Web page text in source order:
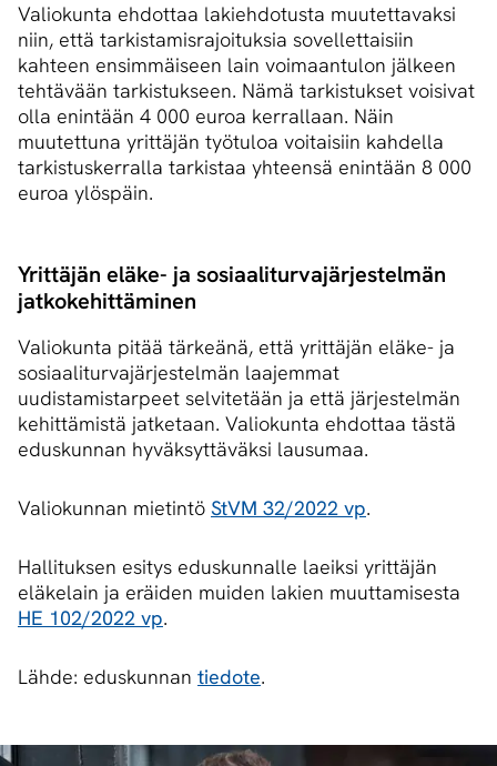
Valiokunta ehdottaa lakiehdotusta muutettavaksi
niin, että tarkistamisrajoituksia sovellettaisiin
kahteen ensimmäiseen lain voimaantulon jälkeen
tehtävään tarkistukseen. Nämä tarkistukset voisivat
olla enintään 4 000 euroa kerrallaan. Näin
muutettuna yrittäjän työtuloa voitaisiin kahdella
tarkistuskerralla tarkistaa yhteensä enintään 8 000
euroa ylöspäin.
Yrittäjän eläke- ja so­si­aa­li­tur­va­jär­jes­tel­män
jat­ko­ke­hit­tä­mi­nen
Valiokunta pitää tärkeänä, että yrittäjän eläke- ja
sosiaaliturvajärjestelmän laajemmat
uudistamistarpeet selvitetään ja että järjestelmän
kehittämistä jatketaan. Valiokunta ehdottaa tästä
eduskunnan hyväksyttäväksi lausumaa.
Valiokunnan mietintö StVM 32/2022 vp.
Hallituksen esitys eduskunnalle laeiksi yrittäjän
eläkelain ja eräiden muiden lakien muuttamisesta
HE 102/2022 vp.
Lähde: eduskunnan tiedote.